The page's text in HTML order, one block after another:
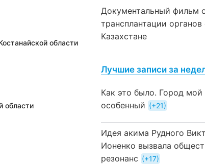
области
области
Документальный фильм
трансплантации органов
Казахстане
Лучшие записи за
Как это было. Город мой
особенный
+21
Идея акима Рудного
Ионенко вызвала
резонанс
+17